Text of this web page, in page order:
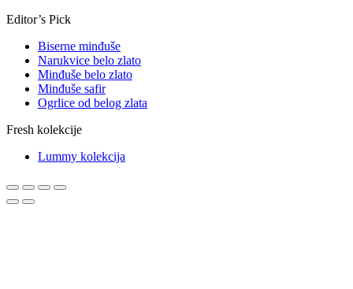
Editor’s Pick
Biserne minđuše
Narukvice belo zlato
Minđuše belo zlato
Minđuše safir
Ogrlice od belog zlata
Fresh kolekcije
Lummy kolekcija